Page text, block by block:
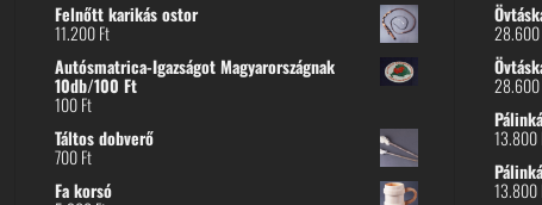
Felnőtt karikás ostor
11.200Ft
Autósmatrica-Igazságot Magyarországnak
10db/100 Ft
100Ft
Táltos dobverő
700Ft
Fa korsó
28.600
28.600
13.800
13.800